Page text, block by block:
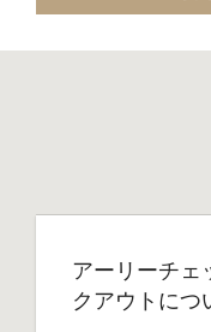
アーリーチェ
クアウトにつ